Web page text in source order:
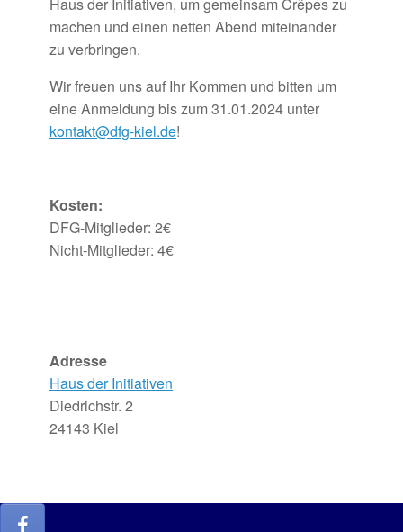
machen und einen netten Abend miteinander
zu verbringen.
Wir freuen uns auf Ihr Kommen und bitten um
eine Anmeldung bis zum 31.01.2024 unter
kontakt@dfg-kiel.de!
Kosten:
DFG-Mitglieder: 2€
Nicht-Mitglieder: 4€
Adresse
Haus der Initiativen
Diedrichstr. 2
24143 Kiel